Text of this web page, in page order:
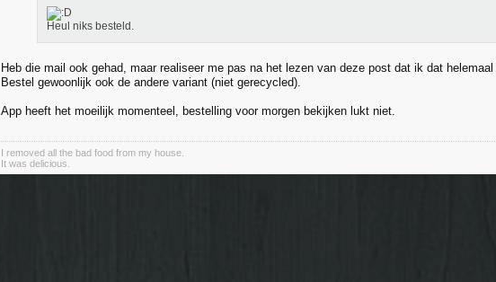
Heul niks besteld.
Heb die mail ook gehad, maar realiseer me pas na het lezen van deze post dat ik dat
Bestel gewoonlijk ook de andere variant (niet gerecycled).
App heeft het moeilijk momenteel, bestelling voor morgen bekijken lukt niet.
I removed all the bad food from my house.
It was delicious.